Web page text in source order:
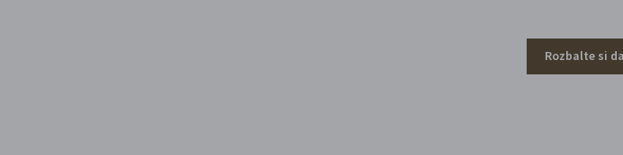
Rozbalte si